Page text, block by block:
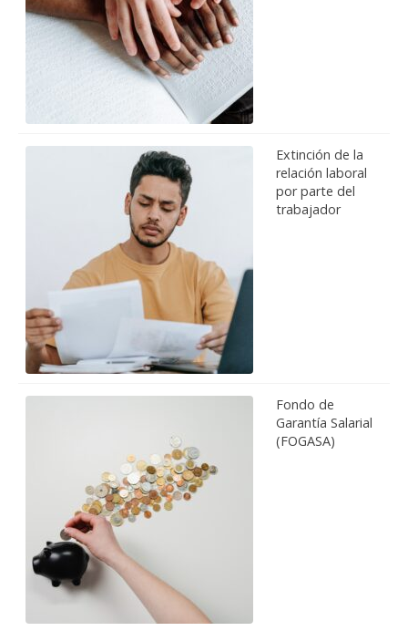
Extinción de la
relación laboral
por parte del
trabajador
Fondo de
Garantía Salarial
(FOGASA)